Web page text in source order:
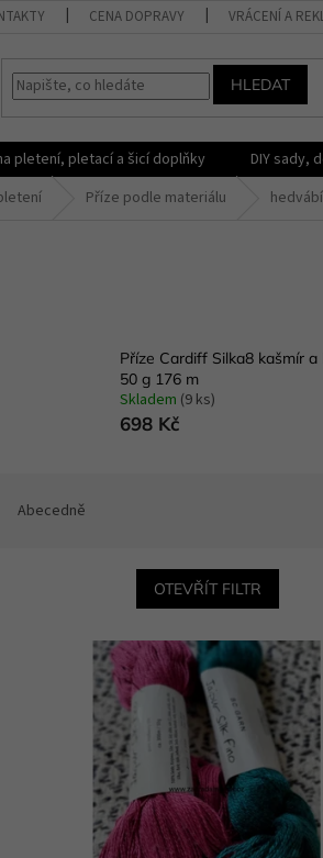
CENA DOPRAVY VRÁCENÍ A
HLEDAT
pletení, pletací a šicí doplňky DIY sady,
Příze podle materiálu hedvábí
Příze Cardiff Silka8 kašmír a
50 g 176 m
Skladem (9 ks)
698 Kč
Abecedně
OTEVŘÍT FILTR